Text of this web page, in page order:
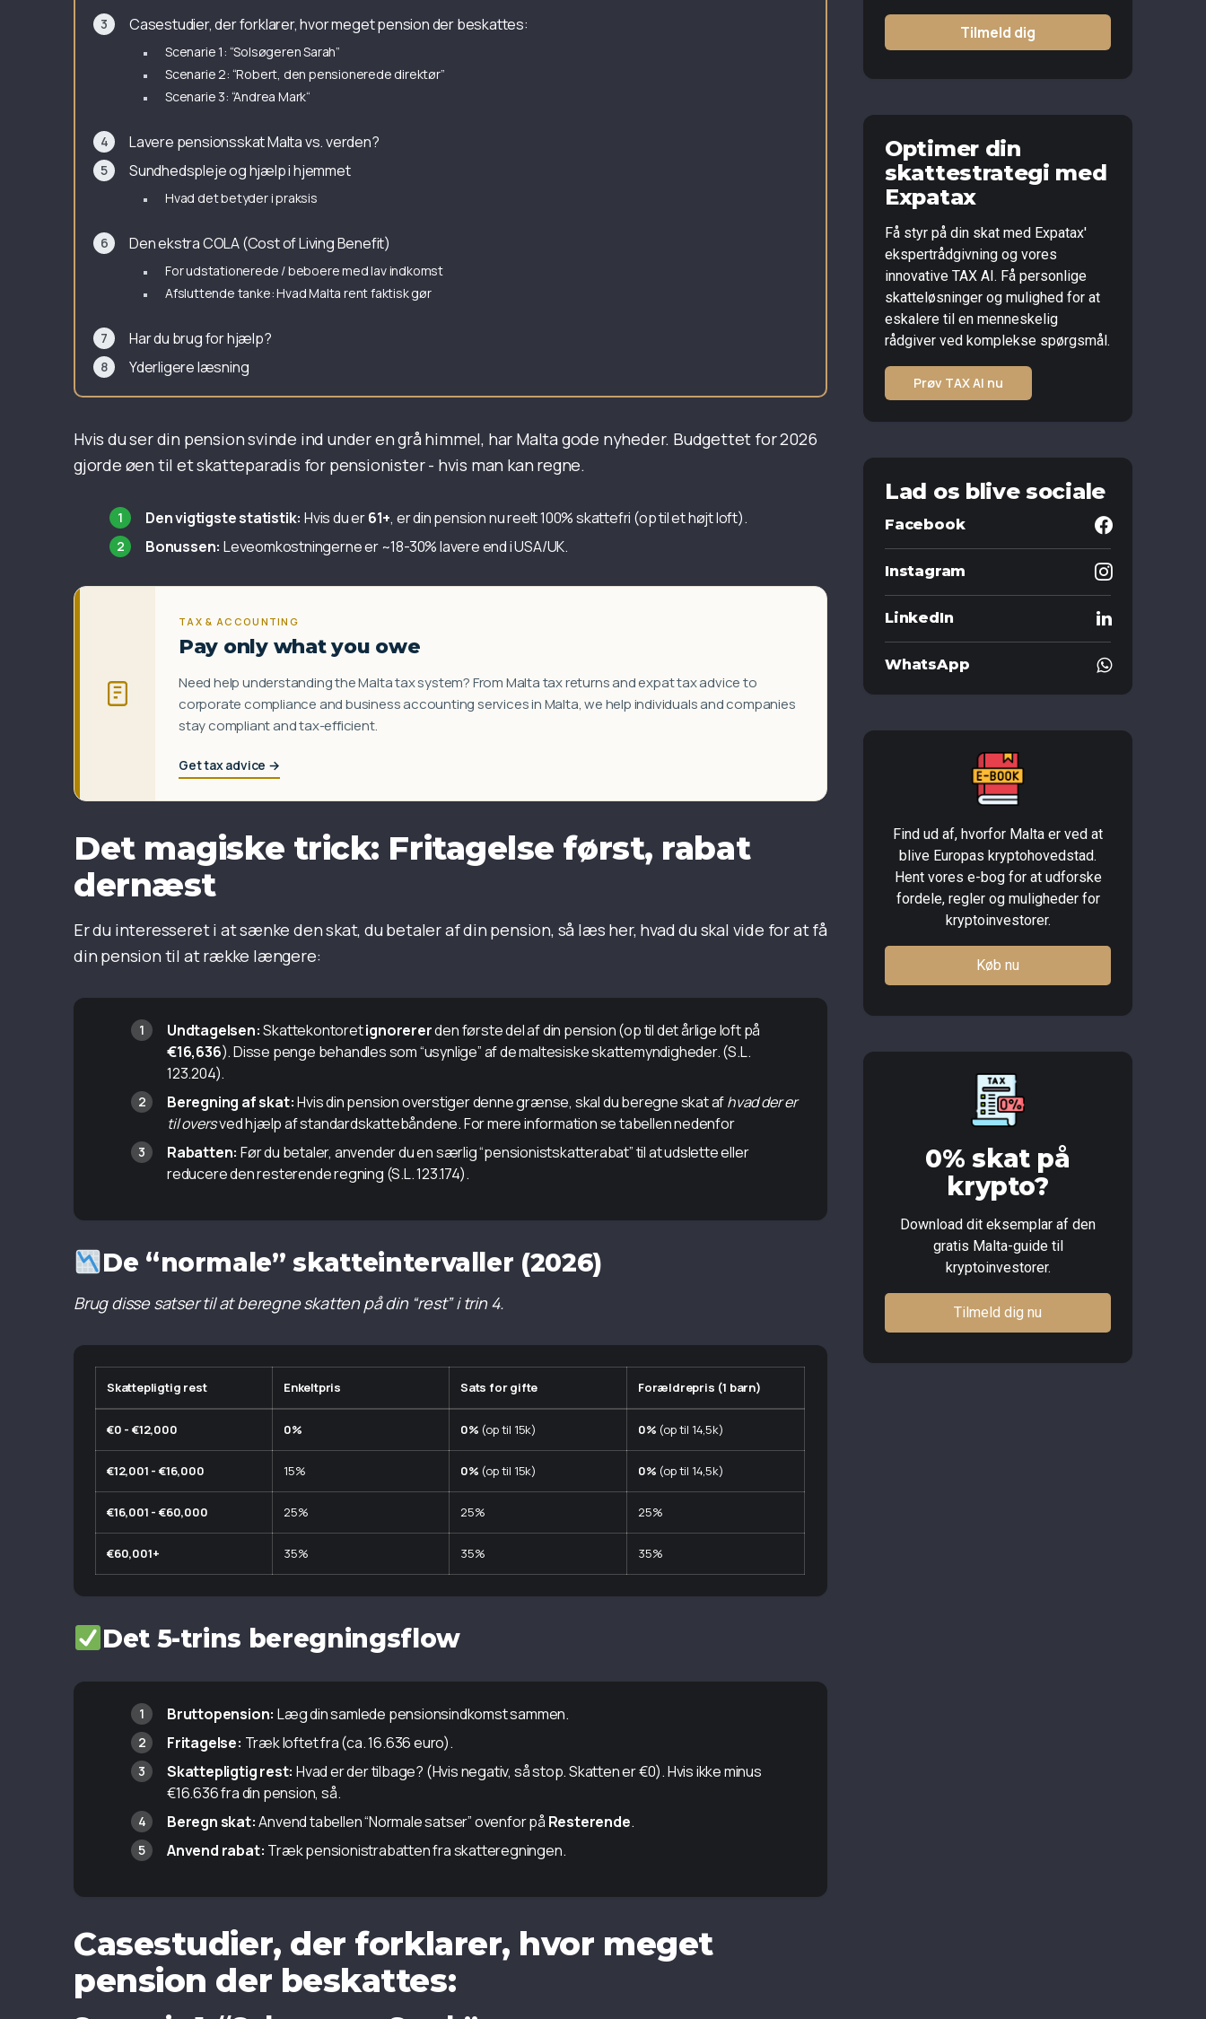
Casestudier, der forklarer, hvor meget pension der beskattes:
Scenarie 1: “Solsøgeren Sarah”
Scenarie 2: “Robert, den pensionerede direktør”
Scenarie 3: “Andrea Mark“
Lavere pensionsskat Malta vs. verden?
Sundhedspleje og hjælp i hjemmet
Hvad det betyder i praksis
Den ekstra COLA (Cost of Living Benefit)
For udstationerede / beboere med lav indkomst
Afsluttende tanke: Hvad Malta rent faktisk gør
Har du brug for hjælp?
Yderligere læsning
Hvis du ser din pension svinde ind under en grå himmel, har Malta gode nyheder. Budgettet for 2026
gjorde øen til et skatteparadis for pensionister - hvis man kan regne.
Den vigtigste statistik: Hvis du er61+, er din pension nu reelt 100% skattefri (op til et højt loft).
Bonussen: Leveomkostningerne er ~18-30% lavere end i USA/UK.
TAX & ACCOUNTING
Pay only what you owe
Need help understanding the Malta tax system? From Malta tax returns and expat tax advice to
corporate compliance and business accounting services in Malta, we help individuals and companies
stay compliant and tax-efficient.
Get tax advice →
Det magiske trick: Fritagelse først, rabat
dernæst
Er du interesseret i at sænke den skat, du betaler af din pension, så læs her, hvad du skal vide for at få
din pension til at række længere:
Undtagelsen:Skattekontoretignorererden første del af din pension (op til det årlige loft på
€16,636). Disse penge behandles som “usynlige” af de maltesiske skattemyndigheder. (S.L.
123.204).
Beregning af skat:Hvis din pension overstiger denne grænse, skal du beregne skat afhvad der er
til oversved hjælp af standardskattebåndene. For mere information se tabellen nedenfor
Rabatten: Før du betaler, anvender du en særlig “pensionistskatterabat” til at udslette eller
reducere den resterende regning (S.L. 123.174).
De “normale” skatteintervaller (2026)
Brug disse satser til at beregne skatten på din “rest” i trin 4.
Skattepligtig rest Enkeltpris Sats for gifte Forældrepris (1 barn)
€0 - €12,000 0% 0% (op til 15k) 0% (op til 14,5k)
€12,001 - €16,000 15% 0% (op til 15k) 0% (op til 14,5k)
€16,001 - €60,000 25% 25% 25%
€60,001+ 35% 35% 35%
Det 5-trins beregningsflow
Bruttopension: Læg din samlede pensionsindkomst sammen.
Fritagelse: Træk loftet fra (ca. 16.636 euro).
Skattepligtig rest: Hvad er der tilbage? (Hvis negativ, så stop. Skatten er €0). Hvis ikke minus
€16.636 fra din pension, så.
Beregn skat:Anvend tabellen “Normale satser” ovenfor på Resterende.
Anvend rabat: Træk pensionistrabatten fra skatteregningen.
Casestudier, der forklarer, hvor meget
pension der beskattes:
Tilmeld dig
Optimer din
skattestrategi med
Expatax
Få styr på din skat med Expatax'
ekspertrådgivning og vores
innovative TAX AI. Få personlige
skatteløsninger og mulighed for at
eskalere til en menneskelig
rådgiver ved komplekse spørgsmål.
Prøv TAX AI nu
Lad os blive sociale
Facebook
Instagram
LinkedIn
WhatsApp
Find ud af, hvorfor Malta er ved at
blive Europas kryptohovedstad.
Hent vores e-bog for at udforske
fordele, regler og muligheder for
kryptoinvestorer.
Køb nu
0% skat på
krypto?
Download dit eksemplar af den
gratis Malta-guide til
kryptoinvestorer.
Tilmeld dig nu